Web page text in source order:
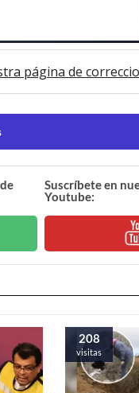
página de
Suscríbete en
Youtube:
208
visitas